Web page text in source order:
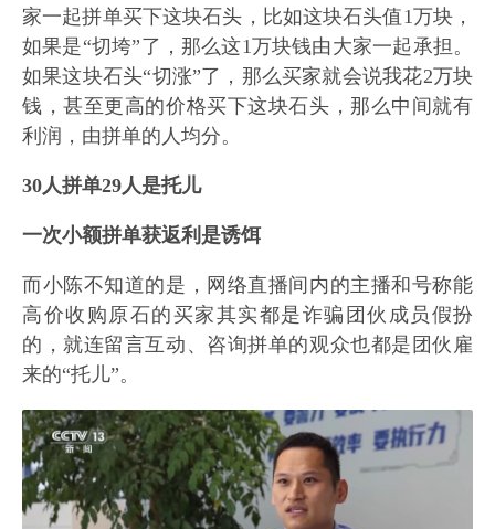
家一起拼单买下这块石头，比如这块石头值1万块，
如果是“切垮”了，那么这1万块钱由大家一起承担。
如果这块石头“切涨”了，那么买家就会说我花2万块
钱，甚至更高的价格买下这块石头，那么中间就有
利润，由拼单的人均分。
30人拼单29人是托儿
一次小额拼单获返利是诱饵
而小陈不知道的是，网络直播间内的主播和号称能
高价收购原石的买家其实都是诈骗团伙成员假扮
的，就连留言互动、咨询拼单的观众也都是团伙雇
来的“托儿”。